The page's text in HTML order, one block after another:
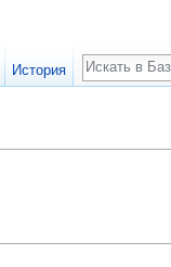
История
Поиск